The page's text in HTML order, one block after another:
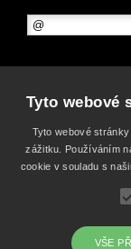
Tyto webové
Tyto webové
zážitku. Používáním
cookie v souladu s
VŠE